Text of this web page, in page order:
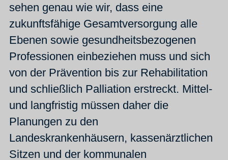
sehen genau wie wir, dass eine
zukunftsfähige Gesamtversorgung alle
Ebenen sowie gesundheitsbezogenen
Professionen einbeziehen muss und sich
von der Prävention bis zur Rehabilitation
und schließlich Palliation erstreckt. Mittel-
und langfristig müssen daher die
Planungen zu den
Landeskrankenhäusern, kassenärztlichen
Sitzen und der kommunalen